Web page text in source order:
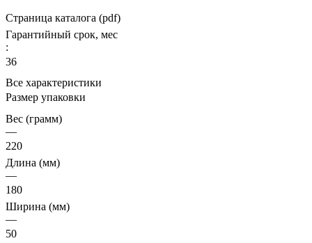
Страница каталога (pdf)
Гарантийный срок, мес
:
36
Все характеристики
Размер упаковки
Вес (грамм)
—
220
Длина (мм)
—
180
Ширина (мм)
—
50